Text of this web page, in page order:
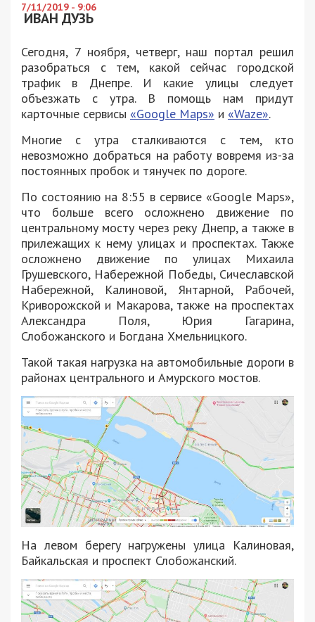
7/11/2019 - 9:06
ИВАН ДУЗЬ
Сегодня, 7 ноября, четверг, наш портал решил
разобраться с тем, какой сейчас городской
трафик в Днепре. И какие улицы следует
объезжать с утра. В помощь нам придут
карточные сервисы «Google Maps» и «Waze».
Многие с утра сталкиваются с тем, кто
невозможно добраться на работу вовремя из-за
постоянных пробок и тянучек по дороге.
По состоянию на 8:55 в сервисе «Google Maps»,
что больше всего осложнено движение по
центральному мосту через реку Днепр, а также в
прилежащих к нему улицах и проспектах. Также
осложнено движение по улицах Михаила
Грушевского, Набережной Победы, Сичеславской
Набережной, Калиновой, Янтарной, Рабочей,
Криворожской и Макарова, также на проспектах
Александра Поля, Юрия Гагарина,
Слобожанского и Богдана Хмельницкого.
Такой такая нагрузка на автомобильные дороги в
районах центрального и Амурского мостов.
На левом берегу нагружены улица Калиновая,
Байкальская и проспект Слобожанский.